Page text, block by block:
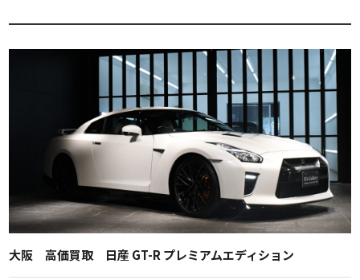
大阪 高価買取 日産 GT-R プレミアムエディション